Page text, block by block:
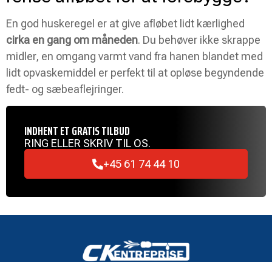
En god huskeregel er at give afløbet lidt kærlighed
cirka en gang om måneden. Du behøver ikke skrappe
midler, en omgang varmt vand fra hanen blandet med
lidt opvaskemiddel er perfekt til at opløse begyndende
fedt- og sæbeaflejringer.
INDHENT ET GRATIS TILBUD
RING ELLER SKRIV TIL OS.
+45 61 74 44 10